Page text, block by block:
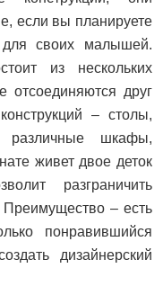
если вы планируете
для своих малышей.
из нескольких
отсоединяются друг
– столы,
различные шкафы,
живет двое деток
разграничить
– есть
понравившийся
дизайнерский